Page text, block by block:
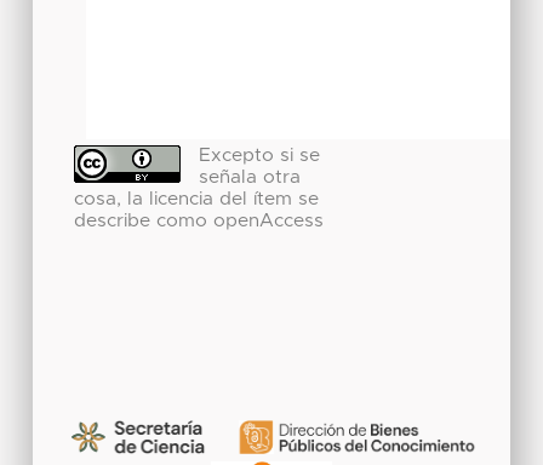
Excepto si se
señala otra
cosa, la licencia del ítem se
describe como openAccess